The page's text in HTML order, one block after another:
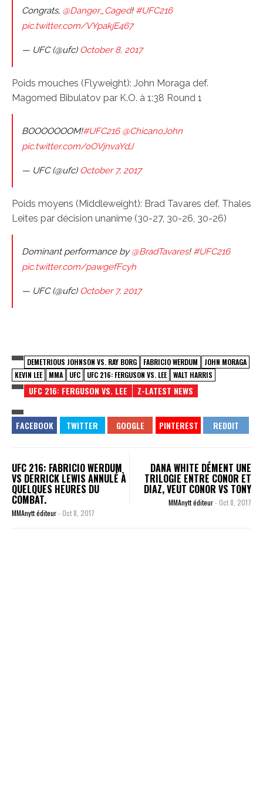
Congrats, @Danger_Caged! #UFC216
pic.twitter.com/VYpakjE467
— UFC (@ufc) October 8, 2017
Poids mouches (Flyweight): John Moraga def.
Magomed Bibulatov par K.O. à 1:38 Round 1
BOOOOOOOM!#UFC216 @ChicanoJohn
pic.twitter.com/oOVjnvaYdJ
— UFC (@ufc) October 7, 2017
Poids moyens (Middleweight): Brad Tavares def. Thales
Leites par décision unanime (30-27, 30-26, 30-26)
Dominant performance by@BradTavares! #UFC216
pic.twitter.com/pawgefFcyh
— UFC (@ufc) October 7, 2017
DEMETRIOUS JOHNSON VS. RAY BORG FABRICIO WERDUM
JOHN MORAGA
KEVIN LEE
MMA UFC UFC 216: FERGUSON VS. LEE WALT HARRIS
UFC 216: FERGUSON VS. LEE Z-LATEST NEWS
UFC 216: FABRICIO WERDUM
VS DERRICK LEWIS ANNULÉ À
QUELQUES HEURES DU
COMBAT.
MMAnytt éditeur- Oct 8, 2017
DANA WHITE DÉMENT UNE
TRILOGIE ENTRE CONOR ET
DIAZ, VEUT CONOR VS TONY
MMAnytt éditeur- Oct 8, 2017